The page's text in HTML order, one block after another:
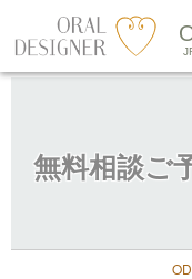
content無料相談ご